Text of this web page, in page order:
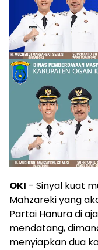
OKI – Sinyal kuat
Mahzareki yang
Partai Hanura di
mendatang,
menyiapkan dua